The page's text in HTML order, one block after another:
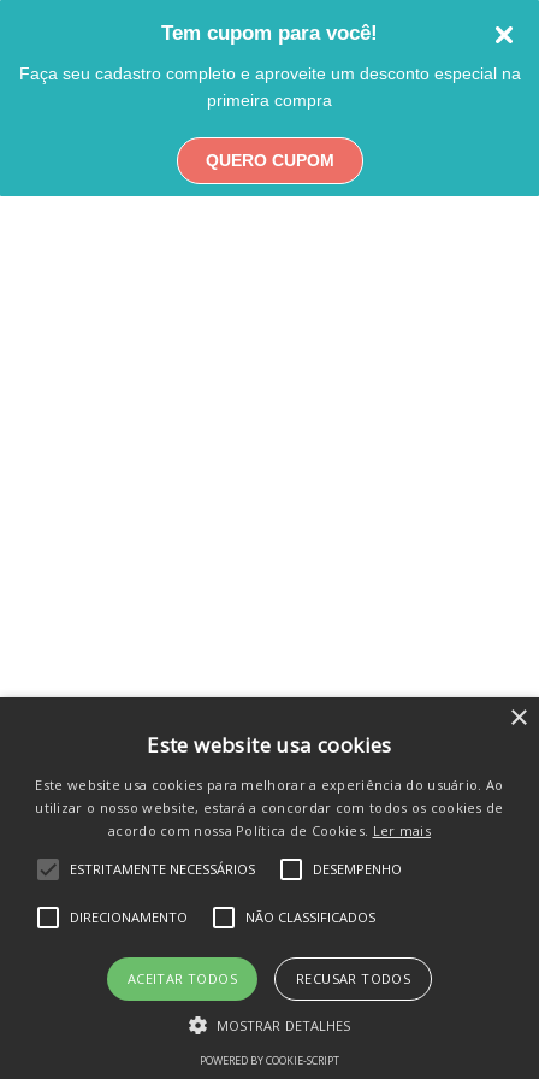
Tem cupom para você!
Faça seu cadastro completo e aproveite um desconto especial na
primeira compra
QUERO CUPOM
×
Este website usa cookies
Este website usa cookies para melhorar a experiência do usuário. Ao
utilizar o nosso website, estará a concordar com todos os cookies de
acordo com nossa Política de Cookies. Ler mais
ESTRITAMENTE NECESSÁRIOS DESEMPENHO
DIRECIONAMENTO NÃO CLASSIFICADOS
ACEITAR TODOS RECUSAR TODOS
MOSTRAR DETALHES
POWERED BY COOKIE-SCRIPT